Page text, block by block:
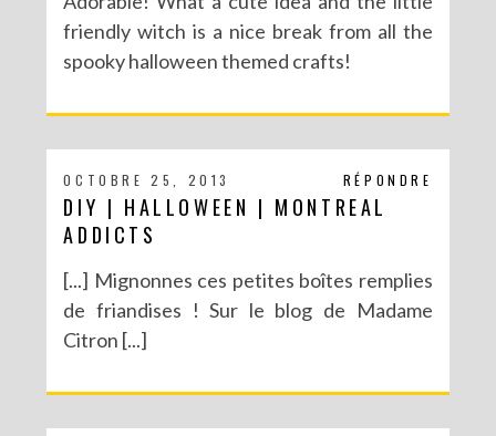
friendly witch is a nice break from all the
spooky halloween themed crafts!
RÉPONDRE
OCTOBRE 25, 2013
DIY | HALLOWEEN | MONTREAL
ADDICTS
[...] Mignonnes ces petites boîtes remplies
de friandises ! Sur le blog de Madame
Citron [...]